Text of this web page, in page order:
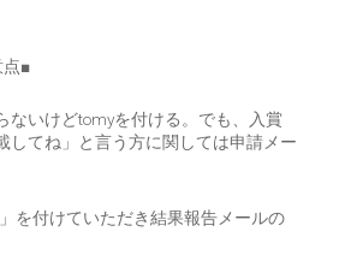
点■
いけどtomyを付ける。でも、入賞
してね」と言う方に関しては申請メー
を付けていただき結果報告メールの